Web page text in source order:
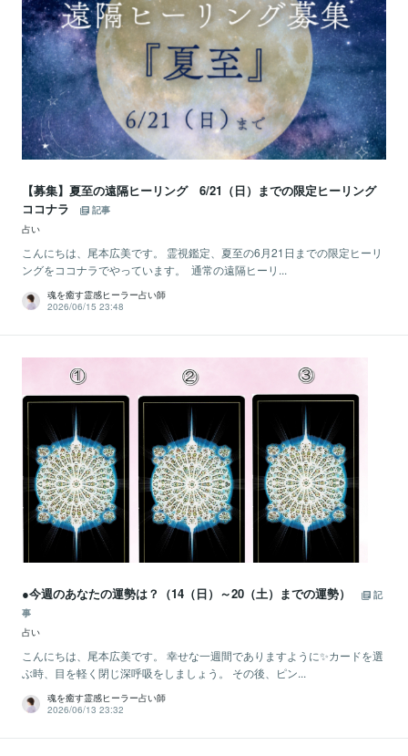
【募集】夏至の遠隔ヒーリング 6/21（日）までの限定ヒーリング
ココナラ
記事
占い
こんにちは、尾本広美です。 霊視鑑定、夏至の6月21日までの限定ヒーリ
ングをココナラでやっています。 通常の遠隔ヒーリ...
魂を癒す霊感ヒーラー占い師
2026/06/15 23:48
●今週のあなたの運勢は？（14（日）～20（土）までの運勢）
記
事
占い
こんにちは、尾本広美です。 幸せな一週間でありますように✨カードを選
ぶ時、目を軽く閉じ深呼吸をしましょう。 その後、ピン...
魂を癒す霊感ヒーラー占い師
2026/06/13 23:32